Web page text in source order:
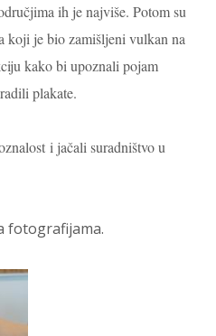
ih je najviše. Potom su
koji je bio zamišljeni vulkan na
kako bi upoznali pojam
plakate.
i jačali suradništvo u
fotografijama.